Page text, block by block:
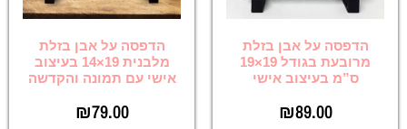
הדפסה על אבן בזלת
מרובעת בגודל 19×19
ס”מ בעיצוב אישי
₪89.00
הדפסה על אבן בזלת
מלבנית 19×14 בעיצוב
אישי עם תמונה והקדשה
₪79.00